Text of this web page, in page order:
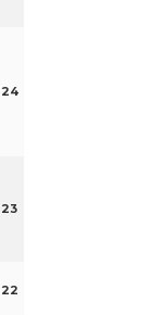
24
23
22